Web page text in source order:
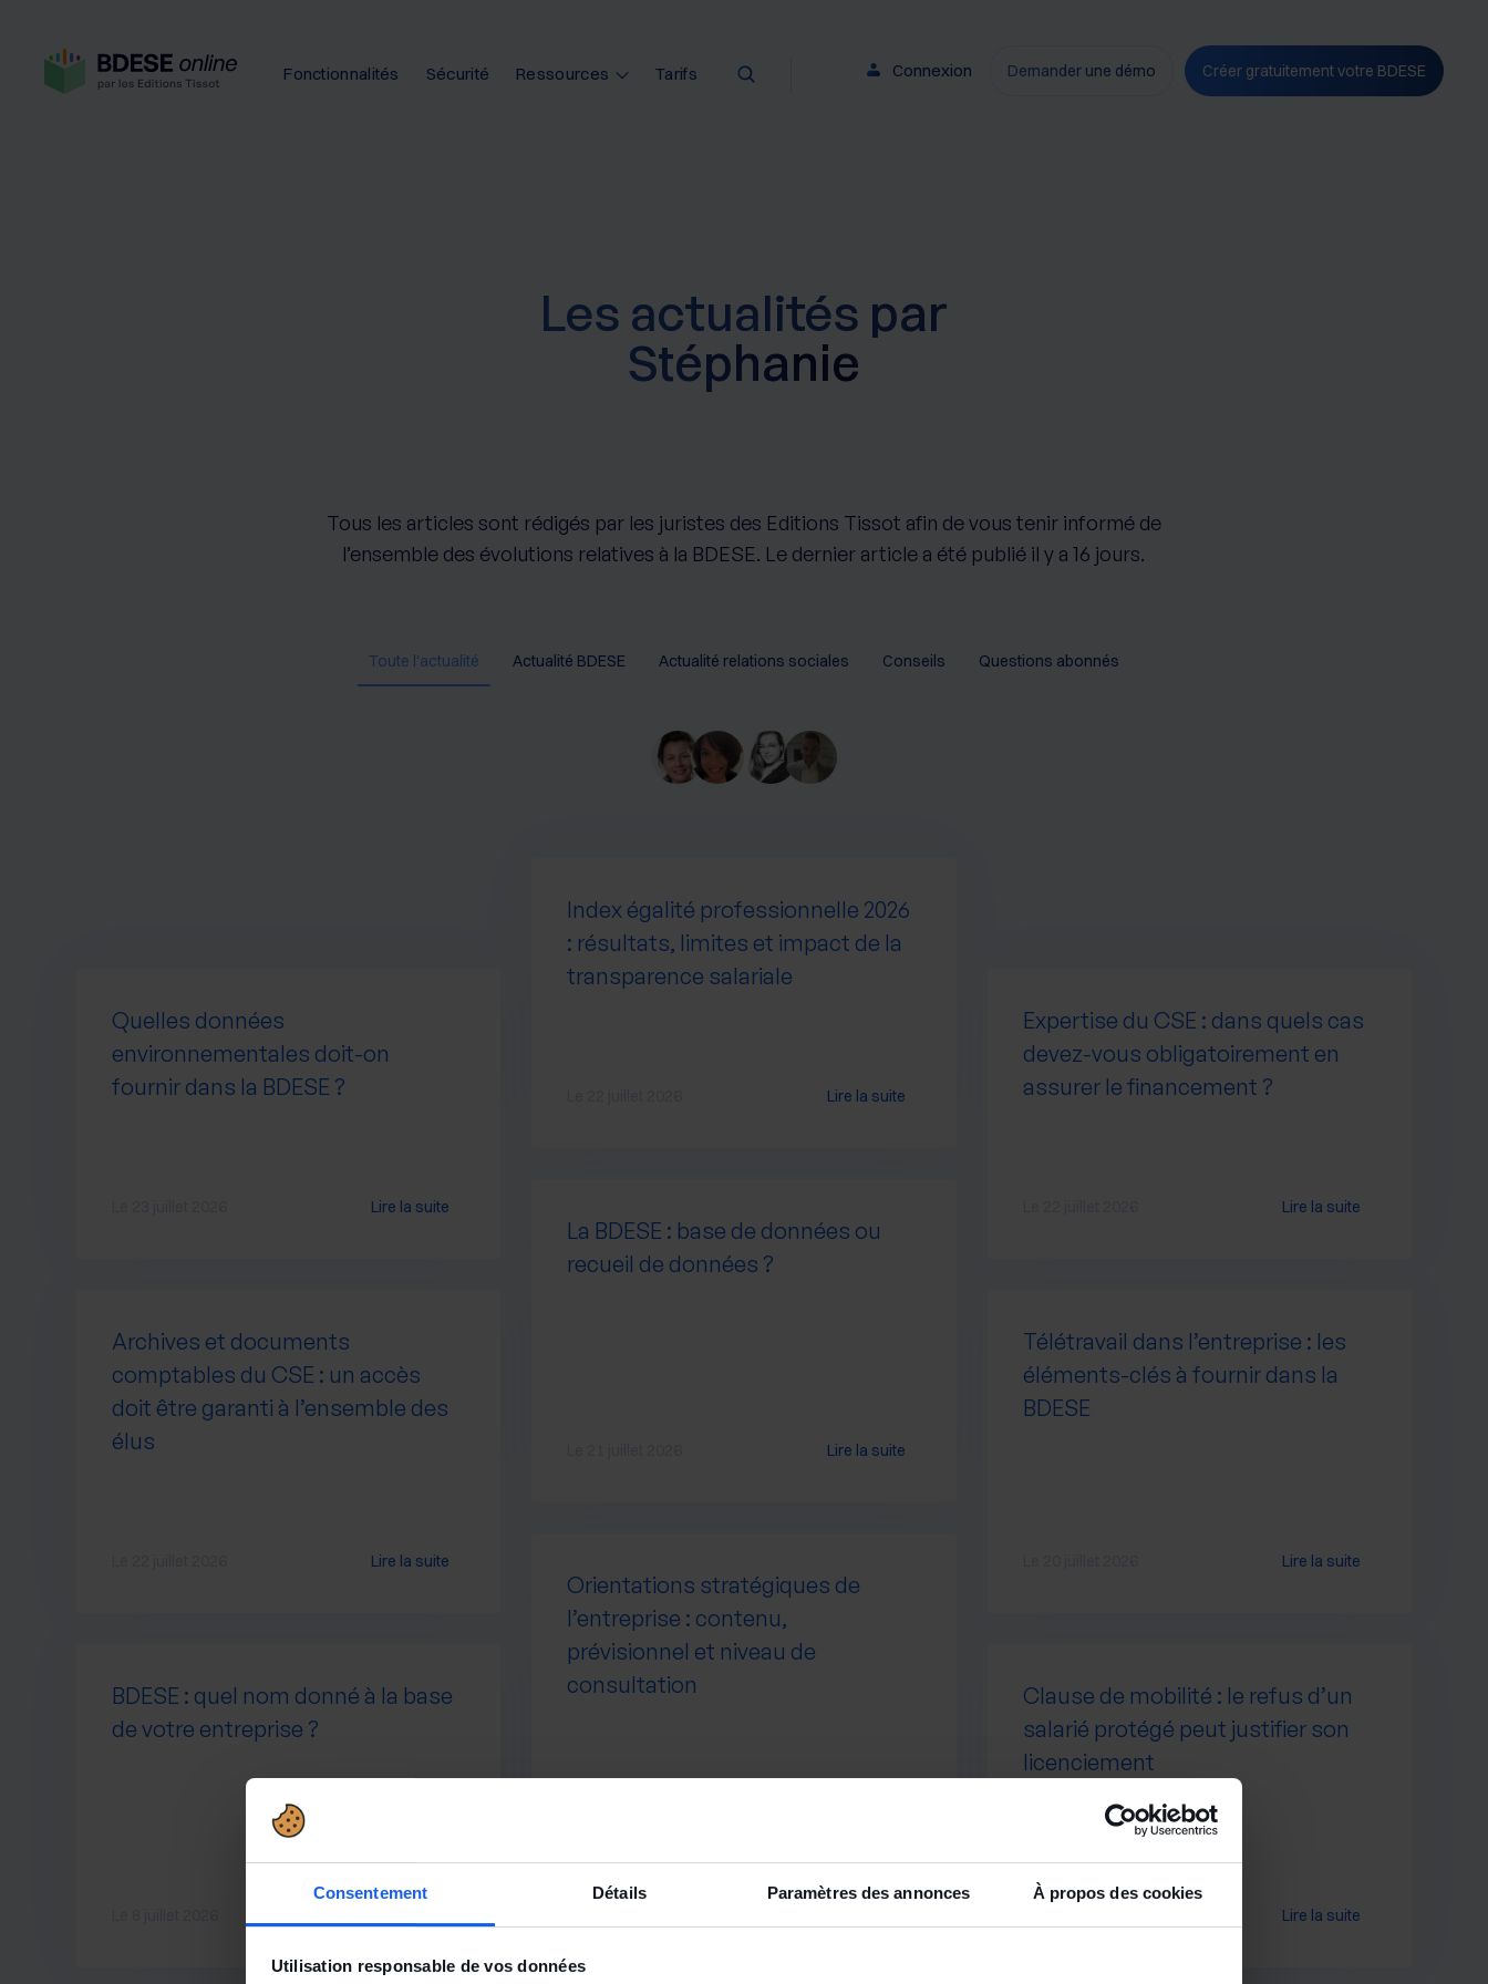
Consentement Détails Paramètres des annonces À propos des cookies
Utilisation responsable de vos données
Fonctionnalités Sécurité Ressources Tarifs Connexion Demander une démo Créer gratuitement votre BDESE
Les actualités par
Stéphanie
Tous les articles sont rédigés par les juristes des Editions Tissot afin de vous tenir informé de
l’ensemble des évolutions relatives à la BDESE. Le dernier article a été publié il y a 16 jours.
Toute l'actualité Actualité BDESE Actualité relations sociales Conseils Questions abonnés
Quelles données
environnementales doit-on
fournir dans la BDESE ?
Lire la suite
Index égalité professionnelle 2026
: résultats, limites et impact de la
transparence salariale
Lire la suite
Expertise du CSE : dans quels cas
devez-vous obligatoirement en
assurer le financement ?
Lire la suite
Archives et documents
comptables du CSE : un accès
doit être garanti à l’ensemble des
élus
Lire la suite
La BDESE : base de données ou
recueil de données ?
Lire la suite
Télétravail dans l’entreprise : les
éléments-clés à fournir dans la
BDESE
Lire la suite
BDESE : quel nom donné à la base
de votre entreprise ?
Orientations stratégiques de
l’entreprise : contenu,
prévisionnel et niveau de
consultation
Clause de mobilité : le refus d’un
salarié protégé peut justifier son
licenciement
Lire la suite